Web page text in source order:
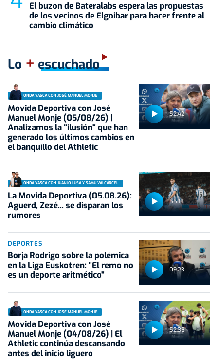
El buzon de Bateralabs espera las propuestas
de los vecinos de Elgoibar para hacer frente al
cambio climático
Lo + escuchado
52:42
ONDA VASCA CON JOSÉ MANUEL MONJE
Movida Deportiva con José
Manuel Monje (05/08/26) |
Analizamos la "ilusión" que han
generado los últimos cambios en
el banquillo del Athletic
55:18
ONDA VASCA CON JUANJO LUSA Y SAMU VALCÁRCEL
La Movida Deportiva (05.08.26):
Aguerd, Zezé... se disparan los
rumores
09:23
DEPORTES
Borja Rodrigo sobre la polémica
en la Liga Euskotren: "El remo no
es un deporte aritmético"
52:38
ONDA VASCA CON JOSÉ MANUEL MONJE
Movida Deportiva con José
Manuel Monje (04/08/26) | El
Athletic continúa descansando
antes del inicio liguero